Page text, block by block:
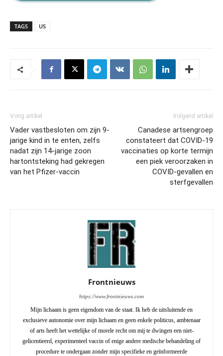
TAGS US
Vorig artikel
Vader vastbesloten om zijn 9-
jarige kind in te enten, zelfs
nadat zijn 14-jarige zoon
hartontsteking had gekregen
van het Pfizer-vaccin
Volgend artikel
Canadese artsengroep
constateert dat COVID-19
vaccinaties op korte termijn
een piek veroorzaken in
COVID-gevallen en
sterfgevallen
Frontnieuws
https://www.frontnieuws.com
Mijn lichaam is geen eigendom van de staat. Ik heb de uitsluitende en
exclusieve autonomie over mijn lichaam en geen enkele politicus, ambtenaar
of arts heeft het wettelijke of morele recht om mij te dwingen een niet-
gelicentieerd, experimenteel vaccin of enige andere medische behandeling of
procedure te ondergaan zonder mijn specifieke en geïnformeerde